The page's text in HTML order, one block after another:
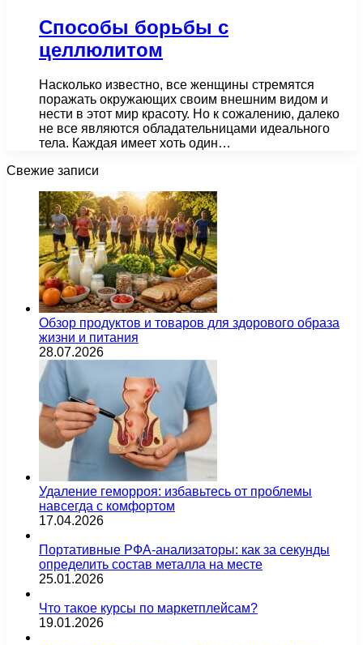
Способы борьбы с
целлюлитом
Насколько известно, все женщины стремятся
поражать окружающих своим внешним видом и
нести в этот мир красоту. Но к сожалению, далеко
не все являются обладательницами идеального
тела. Каждая имеет хоть один…
Свежие записи
Обзор продуктов и товаров для здорового образа
жизни и питания
28.07.2026
Удаление геморроя: избавьтесь от проблемы
навсегда с комфортом
17.04.2026
Портативные РФА-анализаторы: как за секунды
определить состав металла на месте
25.01.2026
Что такое курсы по маркетплейсам?
19.01.2026